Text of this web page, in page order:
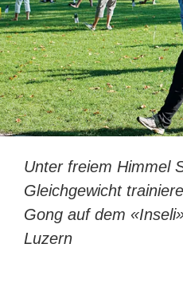
Unter freiem Himmel
Gleichgewicht
Gong auf dem
Luzern